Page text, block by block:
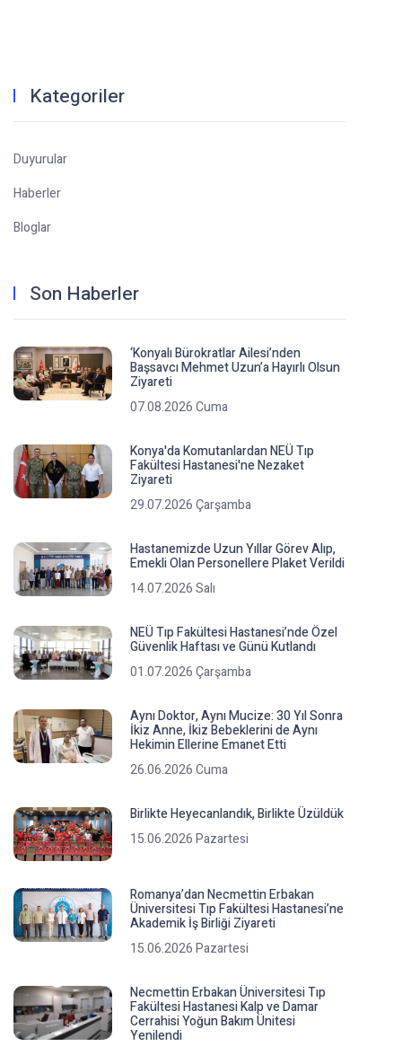
Kategoriler
Duyurular
Haberler
Bloglar
Son Haberler
‘Konyalı Bürokratlar Ailesi’nden
Başsavcı Mehmet Uzun’a Hayırlı Olsun
Ziyareti
07.08.2026 Cuma
Konya'da Komutanlardan NEÜ Tıp
Fakültesi Hastanesi'ne Nezaket
Ziyareti
29.07.2026 Çarşamba
Hastanemizde Uzun Yıllar Görev Alıp,
Emekli Olan Personellere Plaket Verildi
14.07.2026 Salı
NEÜ Tıp Fakültesi Hastanesi’nde Özel
Güvenlik Haftası ve Günü Kutlandı
01.07.2026 Çarşamba
Aynı Doktor, Aynı Mucize: 30 Yıl Sonra
İkiz Anne, İkiz Bebeklerini de Aynı
Hekimin Ellerine Emanet Etti
26.06.2026 Cuma
Birlikte Heyecanlandık, Birlikte Üzüldük
15.06.2026 Pazartesi
Romanya’dan Necmettin Erbakan
Üniversitesi Tıp Fakültesi Hastanesi’ne
Akademik İş Birliği Ziyareti
15.06.2026 Pazartesi
Necmettin Erbakan Üniversitesi Tıp
Fakültesi Hastanesi Kalp ve Damar
Cerrahisi Yoğun Bakım Ünitesi
Yenilendi